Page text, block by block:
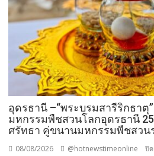
อุดรธานี –“พระบรมสารีริกธาตุ
มหกรรมพืชสวนโลกอุดรธานี
ศรัทธา คู่ขนานมหกรรมพืชสวน
08/08/2026 @hotnewstimeonline ปิ